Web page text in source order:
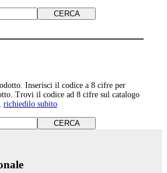
Inserisci il codice a 8 cifre per
Trovi il codice ad 8 cifre sul catalogo
richiedilo subito